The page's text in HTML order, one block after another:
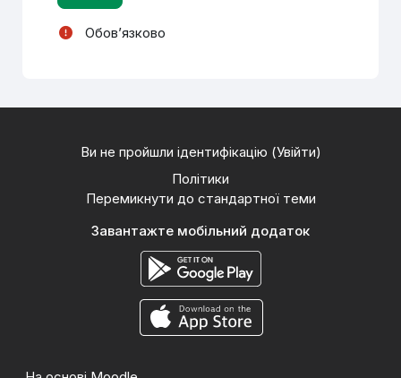
Обов’язково
Ви не пройшли ідентифікацію (Увійти)
Політики
Перемикнути до стандартної теми
Завантажте мобільний додаток